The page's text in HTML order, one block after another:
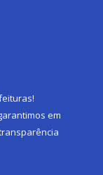
!
em